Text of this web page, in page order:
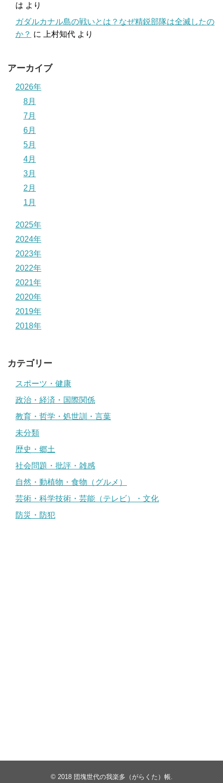
は より
ガダルカナル島の戦いとは？なぜ精鋭部隊は全滅したの
か？ に 上村知代 より
アーカイブ
2026年
8月
7月
6月
5月
4月
3月
2月
1月
2025年
2024年
2023年
2022年
2021年
2020年
2019年
2018年
カテゴリー
スポーツ・健康
政治・経済・国際関係
教育・哲学・処世訓・言葉
未分類
歴史・郷土
社会問題・批評・雑感
自然・動植物・食物（グルメ）
芸術・科学技術・芸能（テレビ）・文化
防災・防犯
© 2018 団塊世代の我楽多（がらくた）帳